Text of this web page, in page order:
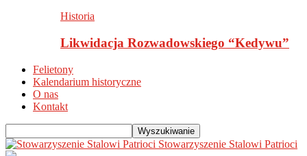
Historia
Likwidacja Rozwadowskiego “Kedywu”
Felietony
Kalendarium historyczne
O nas
Kontakt
Stowarzyszenie Stalowi Patrioci